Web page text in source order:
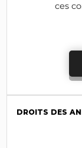
ces
DROITS DES